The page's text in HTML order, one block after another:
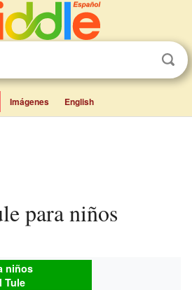
Imágenes English
para niños
niños
Tule